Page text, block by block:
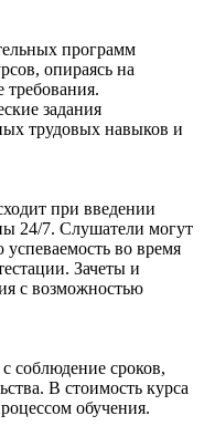
программ
опираясь на
задания
трудовых навыков и
при введении
24/7. Слушатели могут
успеваемость во время
Зачеты и
с возможностью
соблюдение сроков,
В стоимость курса
обучения.